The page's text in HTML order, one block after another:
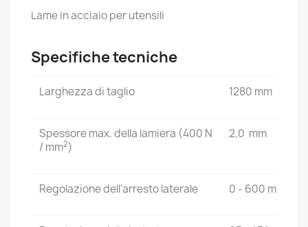
Lame in acciaio per utensili
Specifiche tecniche
Larghezza di taglio 1280 mm
Spessore max. della lamiera (400 N
/ mm2)
2,0 mm
Regolazione dell'arresto laterale 0 - 600 mm